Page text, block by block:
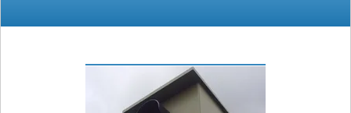
Nachrichten, Texte, Podcast, O-Töne,